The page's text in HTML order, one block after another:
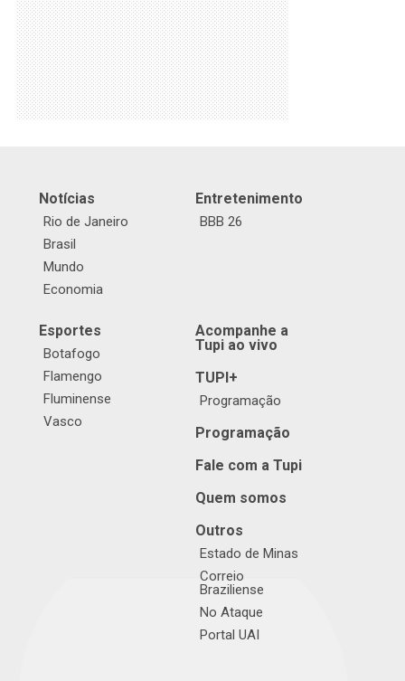
Notícias
Rio de Janeiro
Brasil
Mundo
Economia
Entretenimento
BBB 26
Esportes
Botafogo
Flamengo
Fluminense
Vasco
Acompanhe a
Tupi ao vivo
TUPI+
Programação
Programação
Fale com a Tupi
Quem somos
Outros
Estado de Minas
Correio
Braziliense
No Ataque
Portal UAI